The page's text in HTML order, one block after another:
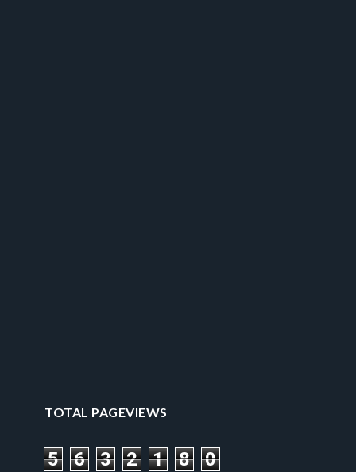
TOTAL PAGEVIEWS
5 6 3 2 1 8 0